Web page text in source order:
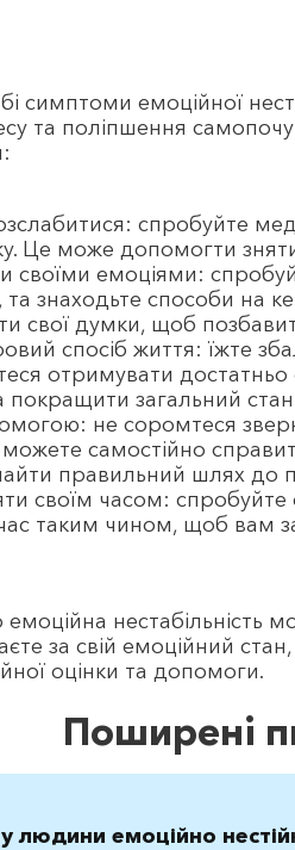
симптоми емоційної
та поліпшення
спробуйте
Це може допомогти
своїми емоціями:
та знаходьте способи на
свої думки, щоб
спосіб життя: їжте
отримувати
покращити загальний
не соромтеся
самостійно
правильний шлях до
своїм часом: спробуйте
таким чином, щоб вам
нестабільність
за свій емоційний
оцінки та допомоги.
Поширені
людини емоційно